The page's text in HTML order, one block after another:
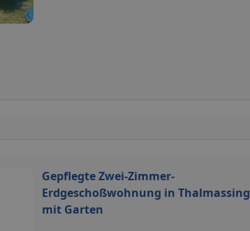
Gepflegte Zwei-Zimmer-
Erdgeschoßwohnung in Thalmassing
mit Garten